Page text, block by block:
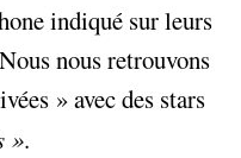
indiqué sur leurs
nous retrouvons
» avec des stars
».